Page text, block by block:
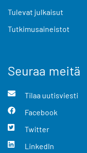
Tulevat julkaisut
Tutkimusaineistot
Seuraa meitä
Tilaa uutisviesti
Facebook
Twitter
LinkedIn